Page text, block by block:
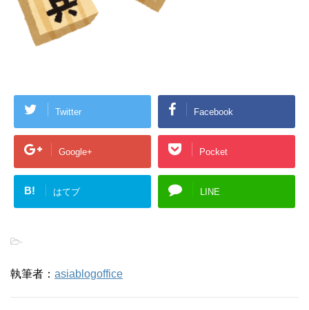
Twitter Facebook
Google+ Pocket
B! はてブ LINE
-
執筆者： asiablogoffice